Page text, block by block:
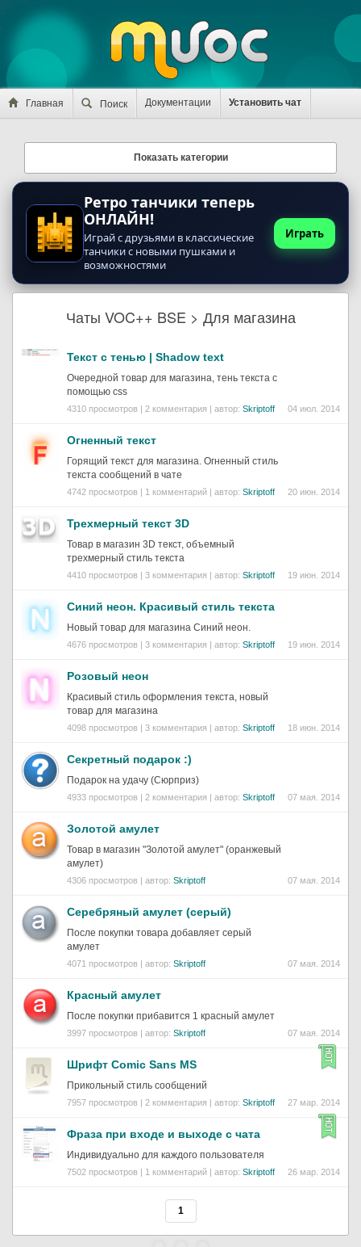
Главная Поиск Документации Установить чат
Показать категории
Ретро танчики теперь
ОНЛАЙН!
Играй с друзьями в классические
танчики с новыми пушками и
возможностями
Играть
Чаты VOC++ BSE > Для магазина
Текст с тенью | Shadow text
Очередной товар для магазина, тень текста с
помощью css
4310 просмотров | 2 комментария | автор: Skriptoff 04 июл. 2014
Огненный текст
Горящий текст для магазина. Огненный стиль
текста сообщений в чате
4742 просмотров | 1 комментарий | автор: Skriptoff 20 июн. 2014
Трехмерный текст 3D
Товар в магазин 3D текст, объемный
трехмерный стиль текста
4410 просмотров | 3 комментария | автор: Skriptoff 19 июн. 2014
Синий неон. Красивый стиль текста
Новый товар для магазина Синий неон.
4676 просмотров | 3 комментария | автор: Skriptoff 19 июн. 2014
Розовый неон
Красивый стиль оформления текста, новый
товар для магазина
4098 просмотров | 3 комментария | автор: Skriptoff 18 июн. 2014
Секретный подарок :)
Подарок на удачу (Сюрприз)
4933 просмотров | 2 комментария | автор: Skriptoff 07 мая. 2014
Золотой амулет
Товар в магазин "Золотой амулет" (оранжевый
амулет)
4306 просмотров | автор: Skriptoff 07 мая. 2014
Серебряный амулет (серый)
После покупки товара добавляет серый
амулет
4071 просмотров | автор: Skriptoff 07 мая. 2014
Красный амулет
После покупки прибавится 1 красный амулет
3997 просмотров | автор: Skriptoff 07 мая. 2014
Шрифт Comic Sans MS
Прикольный стиль сообщений
7957 просмотров | 2 комментария | автор: Skriptoff 27 мар. 2014
Фраза при входе и выходе с чата
Индивидуально для каждого пользователя
7502 просмотров | 1 комментарий | автор: Skriptoff 26 мар. 2014
1